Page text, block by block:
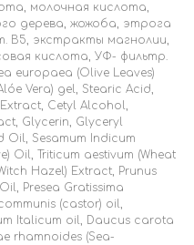
молочная кислота,
дерева, жожоба, этрога
В5, экстракты магнолии,
кислота, УФ- фильтр.
europaea (Olive Leaves)
Vera) gel, Stearic Acid,
Cetyl Alcohol,
Glycerin, Glyceryl
Oil, Sesamum Indicum
Oil, Triticum aestivum (Wheat
Hazel) Extract, Prunus
Presea Gratissima
(castor) oil,
Italicum oil, Daucus carota
rhamnoides (Sea-